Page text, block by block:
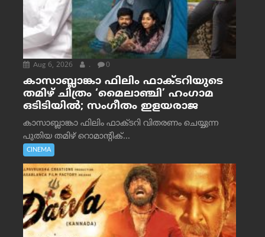
Aug 6, 2026 . 0
കാസാബ്ലാങ്കാ ഫിലിം ഫാക്ടറിയുടെ
തമിഴ് ചിത്രം ‘മൈലാഞ്ചി’ ഹംഗാമ
ഒടിടിയിൽ; സംഗീതം ഇളയരാജ
കാസാബ്ലാങ്കാ ഫിലിം ഫാക്ടറി വിതരണം ചെയ്യുന്ന
പുതിയ തമിഴ് റൊമാന്റിക്...
CINEMA